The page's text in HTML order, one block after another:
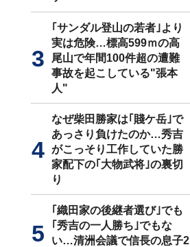
｢サンダル登山の若者｣より
実は危険…標高599ｍの高
尾山で年間100件超の遭難
事故を起こしている"張本
人"
なぜ柴田勝家は｢賤ケ岳｣で
あっさり負けたのか…秀吉
がこっそり工作していた勝
家配下の｢大物武将｣の裏切
り
｢織田家の後継者選び｣でも
｢秀吉の一人勝ち｣でもな
い…清洲会議で信長の息子2